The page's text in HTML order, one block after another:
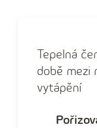
Tepelná
době mezi
vytápění